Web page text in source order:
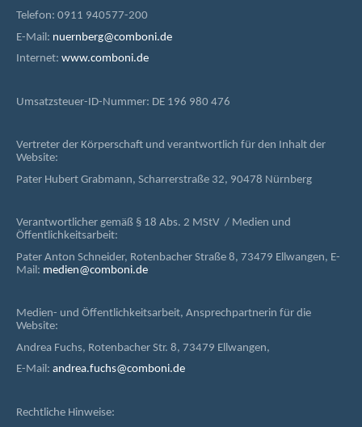
Telefon: 0911 940577-200
E-Mail: nuernberg@comboni.de
Internet: www.comboni.de
Umsatzsteuer-ID-Nummer: DE 196 980 476
Vertreter der Körperschaft und verantwortlich für den Inhalt der
Website:
Pater Hubert Grabmann, Scharrerstraße 32, 90478 Nürnberg
Verantwortlicher gemäß § 18 Abs. 2 MStV / Medien und
Öffentlichkeitsarbeit:
Pater Anton Schneider, Rotenbacher Straße 8, 73479 Ellwangen, E-
Mail: medien@comboni.de
Medien- und Öffentlichkeitsarbeit, Ansprechpartnerin für die
Website:
Andrea Fuchs, Rotenbacher Str. 8, 73479 Ellwangen,
E-Mail: andrea.fuchs@comboni.de
Rechtliche Hinweise: